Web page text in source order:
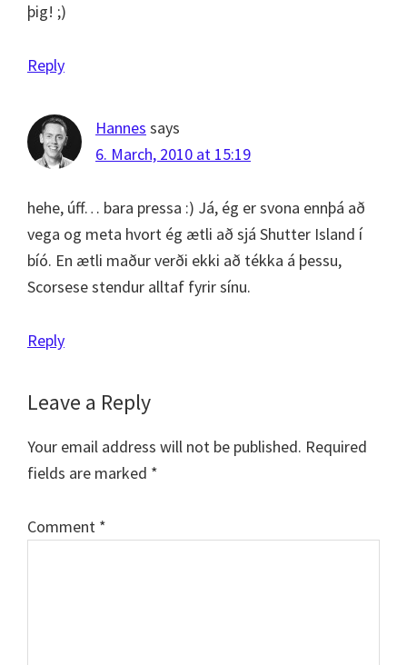
þig! ;)
Reply
Hannes says
6. March, 2010 at 15:19
hehe, úff… bara pressa :) Já, ég er svona ennþá að
vega og meta hvort ég ætli að sjá Shutter Island í
bíó. En ætli maður verði ekki að tékka á þessu,
Scorsese stendur alltaf fyrir sínu.
Reply
Leave a Reply
Your email address will not be published. Required
fields are marked *
Comment *